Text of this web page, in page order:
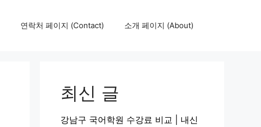
연락처 페이지 (Contact) 소개 페이지 (About)
최신 글
강남구 국어학원 수강료 비교 | 내신